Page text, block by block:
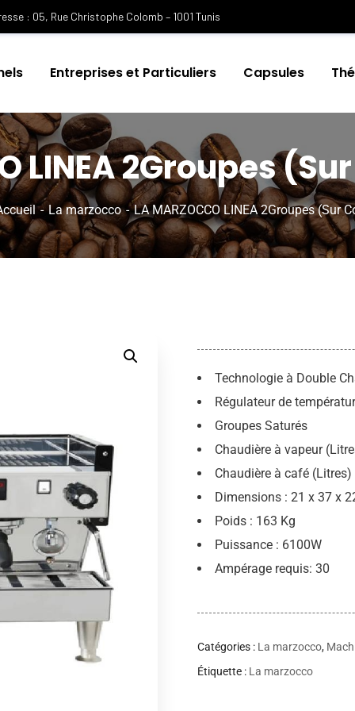
: 05, Rue Christophe Colomb – 1001 Tunis
Entreprises et Particuliers Capsules Thé
LINEA 2Groupes
La marzocco LA MARZOCCO LINEA 2Groupes (Sur
Technologie à Double
Régulateur de
Groupes Saturés
Chaudière à vapeur
Chaudière à café (Litres)
Dimensions : 21 x 37 x
Poids : 163 Kg
Puissance : 6100W
Ampérage requis: 30
Catégories : La marzocco,
Étiquette : La marzocco